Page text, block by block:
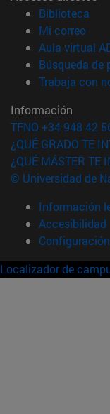
Biblioteca
Mi correo
Aula virtual
Búsqueda de
Trabaja con
Información
TFNO +34 948 42
¿QUÉ GRADO TE
¿QUÉ MÁSTER TE
© Universidad de
Información
Accesibilidad
Localizador de